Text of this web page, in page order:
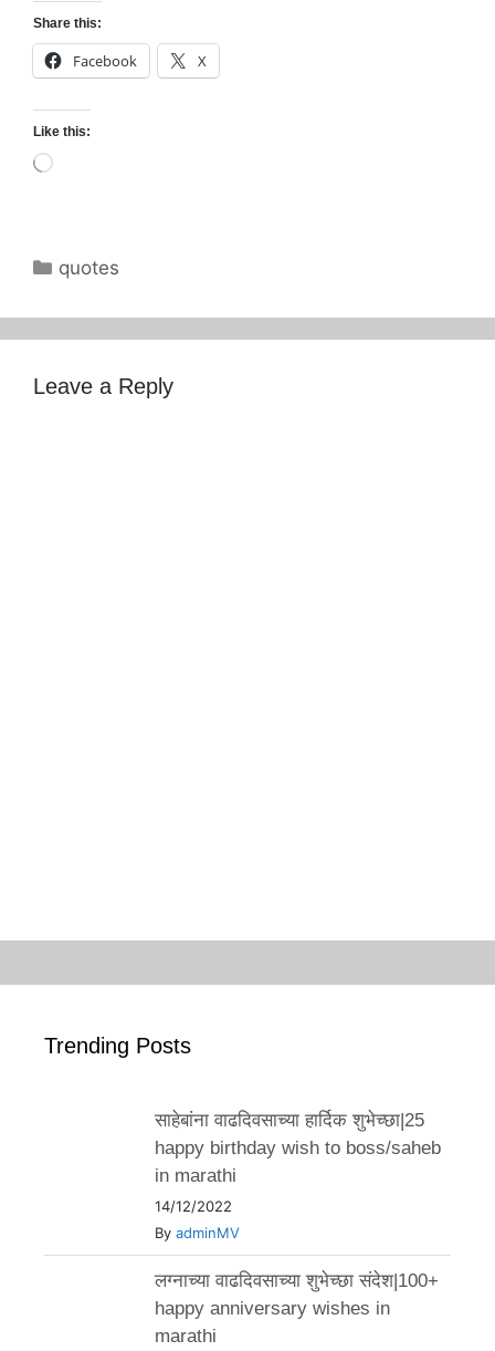
Share this:
Facebook X
Like this:
Loading…
Categories
quotes
Leave a Reply
Trending Posts
साहेबांना वाढदिवसाच्या हार्दिक शुभेच्छा|25
happy birthday wish to boss/saheb
in marathi
14/12/2022
By adminMV
लग्नाच्या वाढदिवसाच्या शुभेच्छा संदेश|100+
happy anniversary wishes in
marathi